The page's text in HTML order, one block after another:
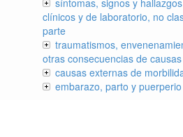
síntomas, signos y
clínicos y de laboratorio, no
parte
traumatismos,
otras consecuencias de
causas externas de
embarazo, parto y puerperio